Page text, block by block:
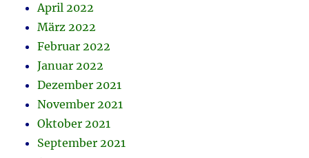
April 2022
März 2022
Februar 2022
Januar 2022
Dezember 2021
November 2021
Oktober 2021
September 2021